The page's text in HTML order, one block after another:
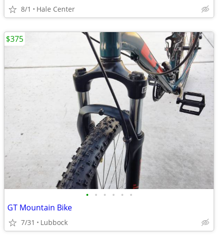
8/1 Hale Center
• • • • • •
GT Mountain Bike
7/31 Lubbock
$375